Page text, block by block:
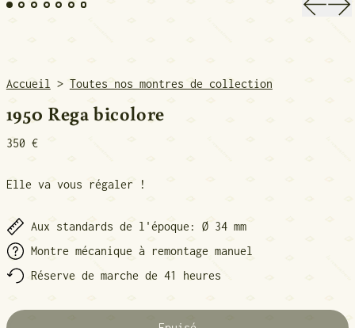
Accueil > Toutes nos montres de collection
1950 Rega bicolore
Prix normal
350 €
Elle va vous régaler !
Aux standards de l'époque: Ø 34 mm
Montre mécanique à remontage manuel
Réserve de marche de 41 heures